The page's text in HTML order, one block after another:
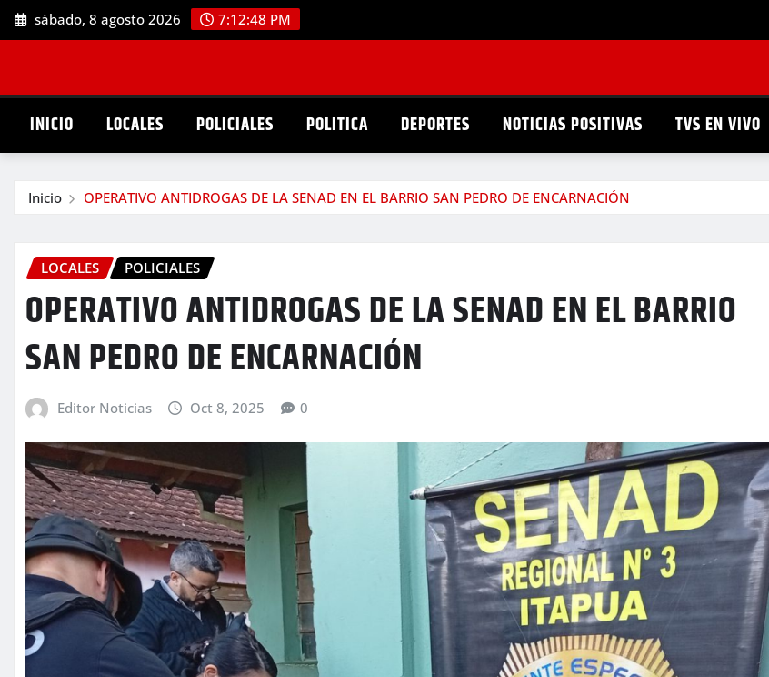
Saltar
al
sábado, 8 agosto 2026 7:12:49 PM
INICIO LOCALES POLICIALES POLITICA DEPORTES NOTICIAS POSITIVAS TVS EN VIVO
Inicio OPERATIVO ANTIDROGAS DE LA SENAD EN EL BARRIO SAN PEDRO DE ENCARNACIÓN
LOCALES POLICIALES
OPERATIVO ANTIDROGAS DE LA SENAD EN EL BARRIO
SAN PEDRO DE ENCARNACIÓN
Editor Noticias Oct 8, 2025 0